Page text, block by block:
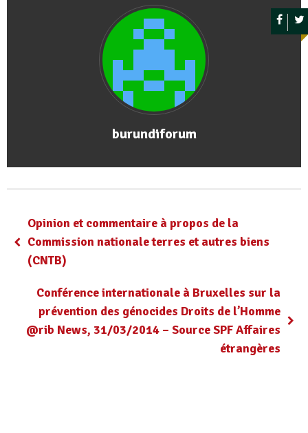
burundiforum
Opinion et commentaire à propos de la
Commission nationale terres et autres biens
(CNTB)
Conférence internationale à Bruxelles sur la
prévention des génocides Droits de l’Homme
@rib News, 31/03/2014 – Source SPF Affaires
étrangères